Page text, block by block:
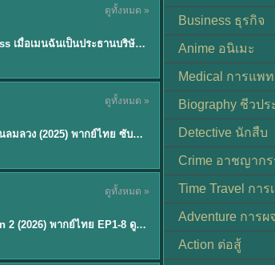
ดูทั้งหมด »
My Bias, My Boss เมื่อเมนฉันเป็นประธานบริษัท (2026) พากย์ไทย ซับไทย EP.1-12
ดูทั้งหมด »
Silent Tides คลื่นลมลวง (2025) พากย์ไทย ซับไทย EP.1-31
ดูทั้งหมด »
EP.8Paradise Season 2 (2026) พากย์ไทย EP1-8 ดูซีรี่ย์ฝรั่ง HD ครบทุกตอน
Business ธุรกิจ
Anime อนิเมะ
Medical การแพ
Biography ชีวปร
Detective นักสืบ
Crime อาชญาก
Time Travel กา
Adventure การ
Action ต่อสู้